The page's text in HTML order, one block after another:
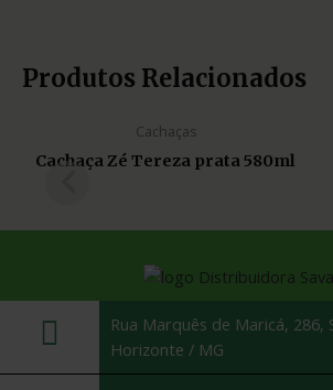
Produtos Relacionados
Cachaças
Cachaça Zé Tereza prata 580ml
Rua Marquês de Maricá,
Horizonte / MG